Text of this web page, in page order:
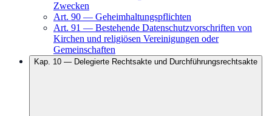
Zwecken
Art. 90 — Geheimhaltungspflichten
Art. 91 — Bestehende Datenschutzvorschriften von
Kirchen und religiösen Vereinigungen oder
Gemeinschaften
Kap. 10 — Delegierte Rechtsakte und Durchführungsrechtsakte